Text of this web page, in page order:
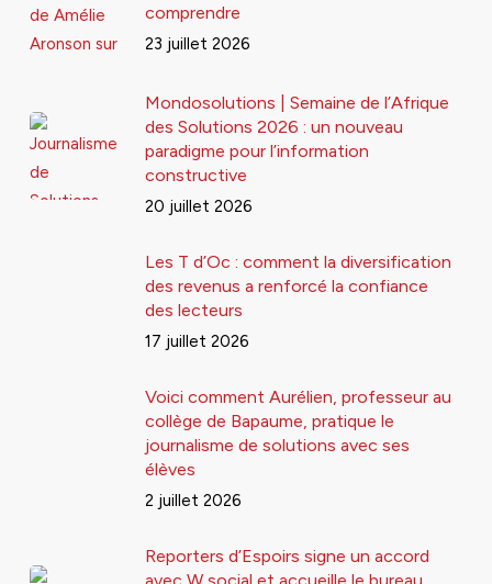
comprendre
23 juillet 2026
Mondosolutions | Semaine de l’Afrique
des Solutions 2026 : un nouveau
paradigme pour l’information
constructive
20 juillet 2026
Les T d’Oc : comment la diversification
des revenus a renforcé la confiance
des lecteurs
17 juillet 2026
Voici comment Aurélien, professeur au
collège de Bapaume, pratique le
journalisme de solutions avec ses
élèves
2 juillet 2026
Reporters d’Espoirs signe un accord